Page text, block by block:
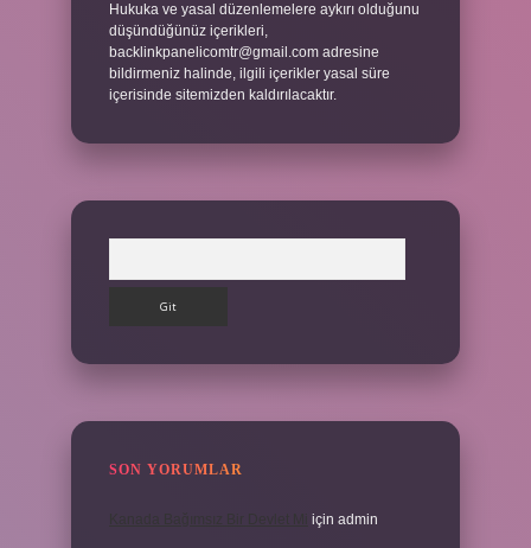
Hukuka ve yasal düzenlemelere aykırı olduğunu
düşündüğünüz içerikleri,
backlinkpanelicomtr@gmail.com adresine
bildirmeniz halinde, ilgili içerikler yasal süre
içerisinde sitemizden kaldırılacaktır.
SON YORUMLAR
için admin